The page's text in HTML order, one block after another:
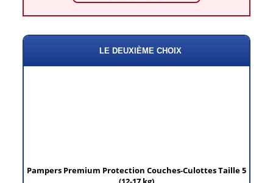
LE DEUXIÈME CHOIX
Pampers Premium Protection Couches-Culottes Taille 5